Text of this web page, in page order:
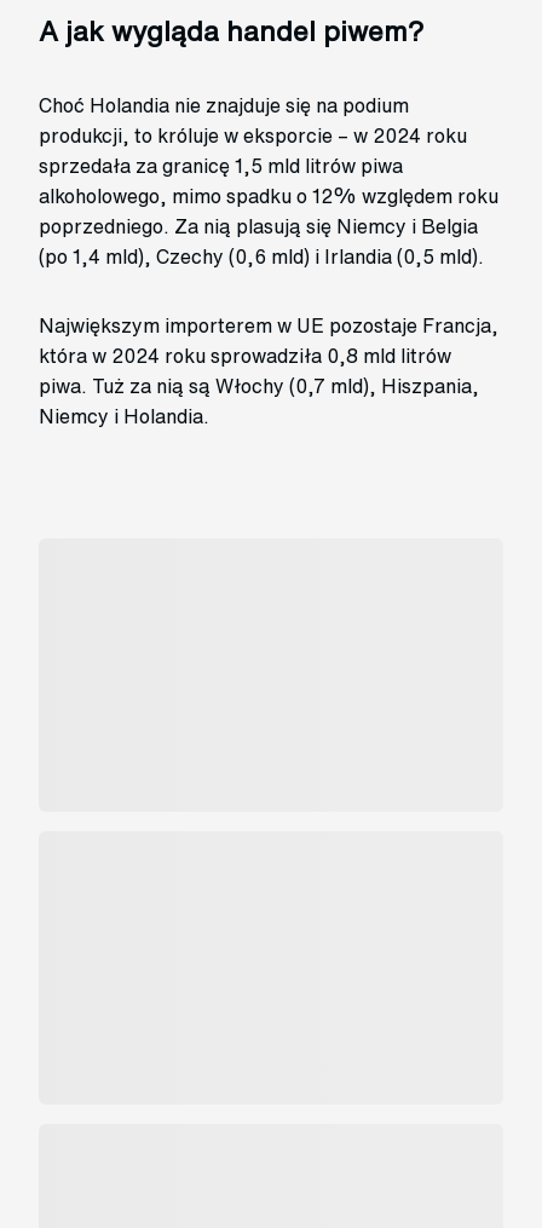
A jak wygląda handel piwem?
Choć Holandia nie znajduje się na podium
produkcji, to króluje w eksporcie – w 2024 roku
sprzedała za granicę 1,5 mld litrów piwa
alkoholowego, mimo spadku o 12% względem roku
poprzedniego. Za nią plasują się Niemcy i Belgia
(po 1,4 mld), Czechy (0,6 mld) i Irlandia (0,5 mld).
Największym importerem w UE pozostaje Francja,
która w 2024 roku sprowadziła 0,8 mld litrów
piwa. Tuż za nią są Włochy (0,7 mld), Hiszpania,
Niemcy i Holandia.